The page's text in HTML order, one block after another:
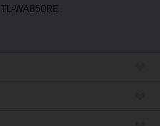
TL-WA850RE